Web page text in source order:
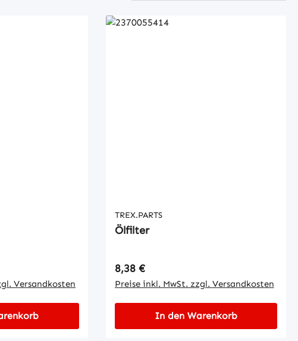
Versandkosten
TREX.PARTS
Ölfilter
Regulärer Preis:
8,38 €
Preise inkl. MwSt. zzgl. Versandkosten
In den Warenkorb